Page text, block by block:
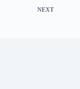
NEXT